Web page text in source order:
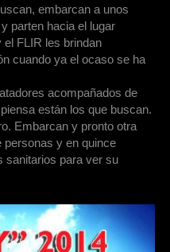
embarcan a unos
parten hacia el lugar
FLIR les brindan
cuando ya el ocaso se ha
acompañados de
están los que buscan.
Embarcan y pronto otra
personas y en quince
sanitarios para ver su